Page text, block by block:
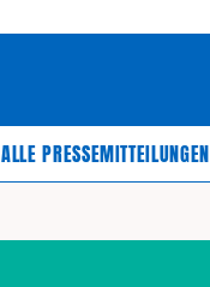
ALLE PRESSEMITTEILUNGEN